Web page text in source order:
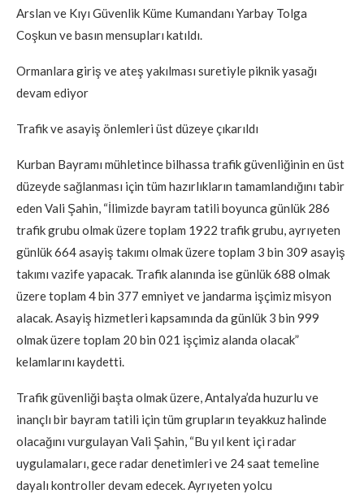
Arslan ve Kıyı Güvenlik Küme Kumandanı Yarbay Tolga
Coşkun ve basın mensupları katıldı.
Ormanlara giriş ve ateş yakılması suretiyle piknik yasağı
devam ediyor
Trafik ve asayiş önlemleri üst düzeye çıkarıldı
Kurban Bayramı mühletince bilhassa trafik güvenliğinin en üst
düzeyde sağlanması için tüm hazırlıkların tamamlandığını tabir
eden Vali Şahin, “İlimizde bayram tatili boyunca günlük 286
trafik grubu olmak üzere toplam 1922 trafik grubu, ayrıyeten
günlük 664 asayiş takımı olmak üzere toplam 3 bin 309 asayiş
takımı vazife yapacak. Trafik alanında ise günlük 688 olmak
üzere toplam 4 bin 377 emniyet ve jandarma işçimiz misyon
alacak. Asayiş hizmetleri kapsamında da günlük 3 bin 999
olmak üzere toplam 20 bin 021 işçimiz alanda olacak”
kelamlarını kaydetti.
Trafik güvenliği başta olmak üzere, Antalya’da huzurlu ve
inançlı bir bayram tatili için tüm grupların teyakkuz halinde
olacağını vurgulayan Vali Şahin, “Bu yıl kent içi radar
uygulamaları, gece radar denetimleri ve 24 saat temeline
dayalı kontroller devam edecek. Ayrıyeten yolcu